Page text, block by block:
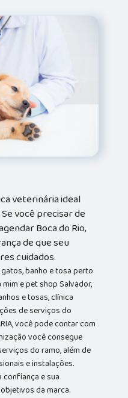
veterinária ideal
você precisar de
Boca do Rio,
de que seu
cuidados.
banho e tosa perto
e pet shop Salvador,
e tosas, clínica
de serviços do
você pode contar com
você consegue
do ramo, além de
e instalações.
confiança e sua
da marca.